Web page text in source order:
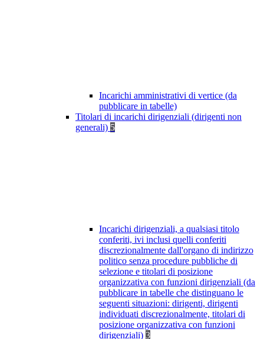
Incarichi amministrativi di vertice (da
pubblicare in tabelle)
Titolari di incarichi dirigenziali (dirigenti non
generali) 5
Incarichi dirigenziali, a qualsiasi titolo
conferiti, ivi inclusi quelli conferiti
discrezionalmente dall'organo di indirizzo
politico senza procedure pubbliche di
selezione e titolari di posizione
organizzativa con funzioni dirigenziali (da
pubblicare in tabelle che distinguano le
seguenti situazioni: dirigenti, dirigenti
individuati discrezionalmente, titolari di
posizione organizzativa con funzioni
dirigenziali) 3